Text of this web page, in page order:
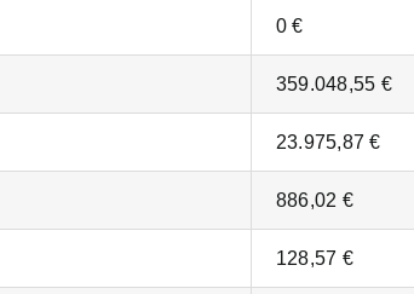
0 €
359.048,55 €
23.975,87 €
886,02 €
128,57 €